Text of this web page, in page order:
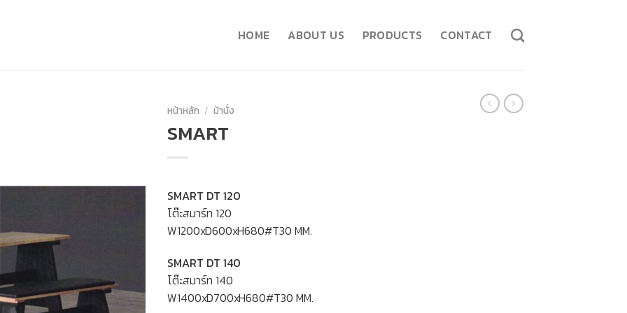
HOME ABOUT US PRODUCTS CONTACT
หน้าหลัก / ม้านั่ง
SMART
SMART DT 120
โต๊ะสมาร์ท 120
W1200xD600xH680#T30 MM.
SMART DT 140
โต๊ะสมาร์ท 140
W1400xD700xH680#T30 MM.